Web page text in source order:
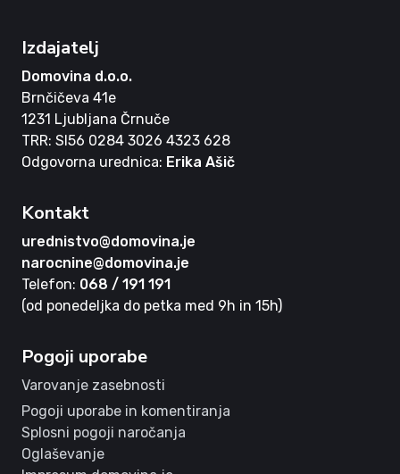
Izdajatelj
Domovina d.o.o.
Brnčičeva 41e
1231 Ljubljana Črnuče
TRR: SI56 0284 3026 4323 628
Odgovorna urednica: Erika Ašič
Kontakt
urednistvo@domovina.je
narocnine@domovina.je
Telefon: 068 / 191 191
(od ponedeljka do petka med 9h in 15h)
Pogoji uporabe
Varovanje zasebnosti
Pogoji uporabe in komentiranja
Splosni pogoji naročanja
Oglaševanje